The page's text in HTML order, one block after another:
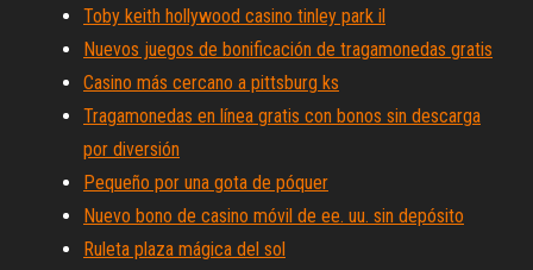
Toby keith hollywood casino tinley park il
Nuevos juegos de bonificación de tragamonedas gratis
Casino más cercano a pittsburg ks
Tragamonedas en línea gratis con bonos sin descarga
por diversión
Pequeño por una gota de póquer
Nuevo bono de casino móvil de ee. uu. sin depósito
Ruleta plaza mágica del sol